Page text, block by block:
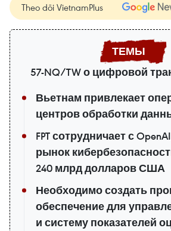
Theo dõi VietnamPlus
57-NQ/TW о цифровой
Вьетнам привлекает
центров обработки
FPT сотрудничает с
рынок
240 млрд долларов США
Необходимо создать
обеспечение для
и систему показателей